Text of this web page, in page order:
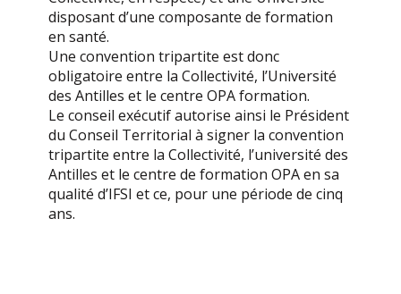
disposant d’une composante de formation
en santé.
Une convention tripartite est donc
obligatoire entre la Collectivité, l’Université
des Antilles et le centre OPA formation.
Le conseil exécutif autorise ainsi le Président
du Conseil Territorial à signer la convention
tripartite entre la Collectivité, l’université des
Antilles et le centre de formation OPA en sa
qualité d’IFSI et ce, pour une période de cinq
ans.